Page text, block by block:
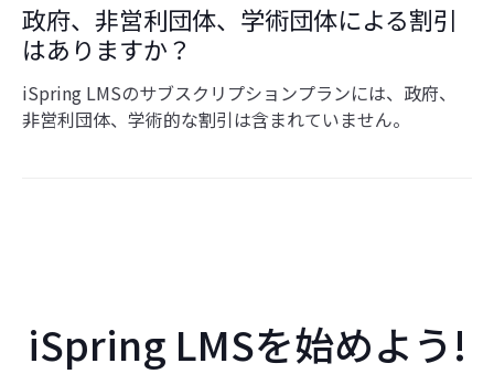
政府、非営利団体、学術団体による割引
はありますか？
iSpring LMSのサブスクリプションプランには、政府、
非営利団体、学術的な割引は含まれていません。
iSpring LMSを始めよう!